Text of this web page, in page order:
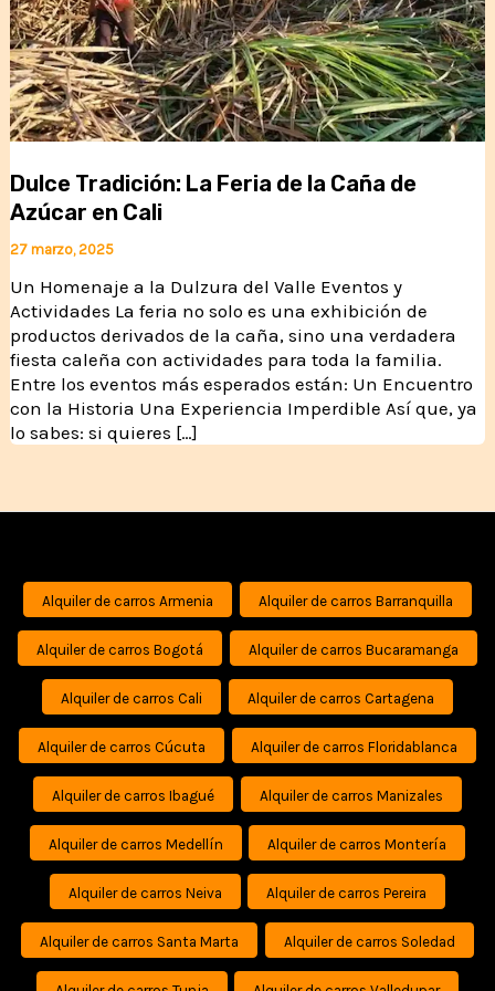
Dulce Tradición: La Feria de la Caña de
Azúcar en Cali
27 marzo, 2025
Un Homenaje a la Dulzura del Valle Eventos y
Actividades La feria no solo es una exhibición de
productos derivados de la caña, sino una verdadera
fiesta caleña con actividades para toda la familia.
Entre los eventos más esperados están: Un Encuentro
con la Historia Una Experiencia Imperdible Así que, ya
lo sabes: si quieres […]
Alquiler de carros Armenia Alquiler de carros Barranquilla
Alquiler de carros Bogotá Alquiler de carros Bucaramanga
Alquiler de carros Cali Alquiler de carros Cartagena
Alquiler de carros Cúcuta Alquiler de carros Floridablanca
Alquiler de carros Ibagué Alquiler de carros Manizales
Alquiler de carros Medellín Alquiler de carros Montería
Alquiler de carros Neiva Alquiler de carros Pereira
Alquiler de carros Santa Marta Alquiler de carros Soledad